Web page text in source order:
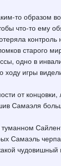
то образом
что-то ему
старого
одно в
игры
от
Самаэля
Самаэль
чудовишный